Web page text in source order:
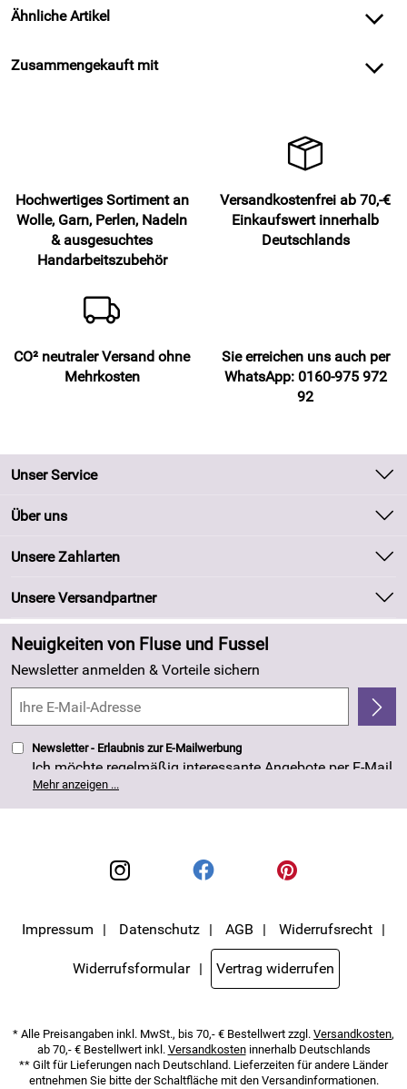
Ähnliche Artikel
Zusammengekauft mit
Hochwertiges Sortiment an
Wolle, Garn, Perlen, Nadeln
& ausgesuchtes
Handarbeitszubehör
Versandkostenfrei ab 70,-€
Einkaufswert innerhalb
Deutschlands
CO² neutraler Versand ohne
Mehrkosten
Sie erreichen uns auch per
WhatsApp: 0160-975 972
92
Unser Service
Kontakt
Kundeninformationen
Newsletter
Zahlung und Versand
Kundenlogin
Über uns
Unsere Bestseller
Neu
Angebote
Made in Germany
4,8/5*****
Unsere Zahlarten
Unsere Versandpartner
Neuigkeiten von Fluse und Fussel
Newsletter anmelden & Vorteile sichern
Newsletter - Erlaubnis zur E-Mailwerbung
Ich möchte regelmäßig interessante Angebote per E-Mail
erhalten. Meine E-Mail-Adresse wird nicht an andere
Unternehmen weitergegeben. Die Einwilligung zur
Nutzung meiner E-Mail- Adresse für Werbezwecke kann
Mehr anzeigen ...
Impressum Datenschutz AGB Widerrufsrecht
Widerrufsformular Vertrag widerrufen
* Alle Preisangaben inkl. MwSt., bis 70,- € Bestellwert zzgl. Versandkosten,
ab 70,- € Bestellwert inkl. Versandkosteninnerhalb Deutschlands
** Gilt für Lieferungen nach Deutschland. Lieferzeiten für andere Länder
entnehmen Sie bitte der Schaltfläche mit den Versandinformationen.